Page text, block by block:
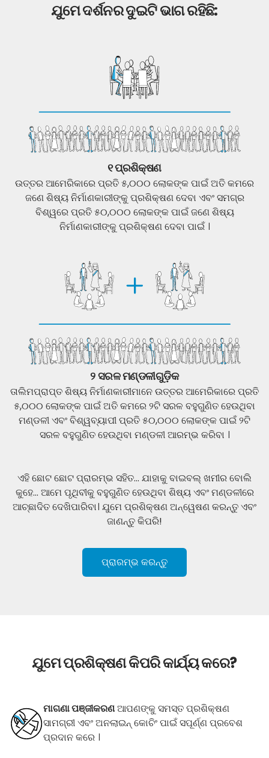
ଯୁମେ ଦର୍ଶନର ଦୁଇଟି ଭାଗ ରହିଛି:
୧ ପ୍ରଶିକ୍ଷଣ
ଉତ୍ତର ଆମେରିକାରେ ପ୍ରତି ୫,୦୦୦ ଲୋକଙ୍କ ପାଇଁ ଅତି କମରେ
ଜଣେ ଶିଷ୍ୟ ନିର୍ମାଣକାରୀଙ୍କୁ ପ୍ରଶିକ୍ଷଣ ଦେବା ଏବଂ ସମଗ୍ର
ବିଶ୍ୱରେ ପ୍ରତି ୫୦,୦୦୦ ଲୋକଙ୍କ ପାଇଁ ଜଣେ ଶିଷ୍ୟ
ନିର୍ମାଣକାରୀଙ୍କୁ ପ୍ରଶିକ୍ଷଣ ଦେବା ପାଇଁ ।
୨ ସରଳ ମଣ୍ଡଳୀଗୁଡ଼ିକ
ତାଲିମପ୍ରାପ୍ତ ଶିଷ୍ୟ ନିର୍ମାଣକାରୀମାନେ ଉତ୍ତର ଆମେରିକାରେ ପ୍ରତି
୫,୦୦୦ ଲୋକଙ୍କ ପାଇଁ ଅତି କମରେ ୨ଟି ସରଳ ବହୁଗୁଣିତ ହେଉଥିବା
ମଣ୍ଡଳୀ ଏବଂ ବିଶ୍ୱବ୍ୟାପୀ ପ୍ରତି ୫୦,୦୦୦ ଲୋକଙ୍କ ପାଇଁ ୨ଟି
ସରଳ ବହୁଗୁଣିତ ହେଉଥିବା ମଣ୍ଡଳୀ ଆରମ୍ଭ କରିବା ।
ଏହି ଛୋଟ ଛୋଟ ପ୍ରାରମ୍ଭ ସହିତ... ଯାହାକୁ ବାଇବଲ୍ ଖମୀର ବୋଲି
କୁହେ... ଆମେ ପୃଥିବୀକୁ ବହୁଗୁଣିତ ହେଉଥିବା ଶିଷ୍ୟ ଏବଂ ମଣ୍ଡଳୀରେ
ଆଚ୍ଛାଦିତ ଦେଖିପାରିବା। ଯୁମେ ପ୍ରଶିକ୍ଷଣ ଅନ୍ୱେଷଣ କରନ୍ତୁ ଏବଂ
ଜାଣନ୍ତୁ କିପରି!
ପ୍ରାରମ୍ଭ କରନ୍ତୁ
ଯୁମେ ପ୍ରଶିକ୍ଷଣ କିପରି କାର୍ଯ୍ୟ କରେ?
ମାଗଣା ପଞ୍ଜୀକରଣଆପଣଙ୍କୁ ସମସ୍ତ ପ୍ରଶିକ୍ଷଣ
ସାମଗ୍ରୀ ଏବଂ ଅନଲାଇନ୍ କୋଚିଂ ପାଇଁ ସପୂର୍ଣ୍ଣ ପ୍ରବେଶ
ପ୍ରଦାନ କରେ ।